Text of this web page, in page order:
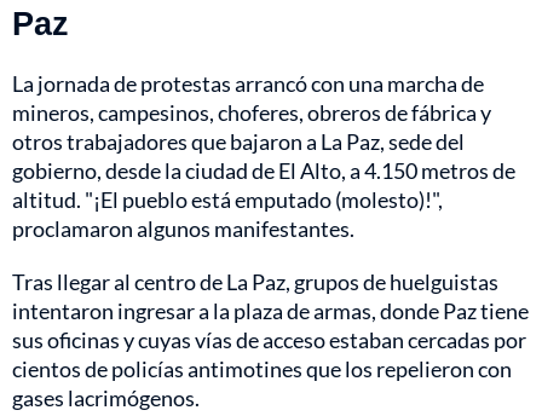
Paz
La jornada de protestas arrancó con una marcha de
mineros, campesinos, choferes, obreros de fábrica y
otros trabajadores que bajaron a La Paz, sede del
gobierno, desde la ciudad de El Alto, a 4.150 metros de
altitud. "¡El pueblo está emputado (molesto)!",
proclamaron algunos manifestantes.
Tras llegar al centro de La Paz, grupos de huelguistas
intentaron ingresar a la plaza de armas, donde Paz tiene
sus oficinas y cuyas vías de acceso estaban cercadas por
cientos de policías antimotines que los repelieron con
gases lacrimógenos.